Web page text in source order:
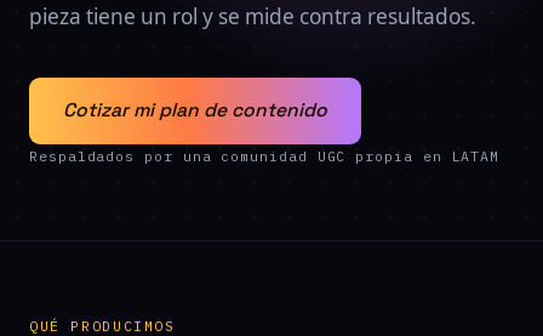
pieza tiene un rol y se mide contra resultados.
Cotizar mi plan de contenido
Respaldados por una comunidad UGC propia en LATAM
QUÉ PRODUCIMOS